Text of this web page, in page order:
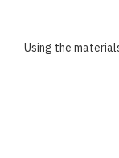
Using the